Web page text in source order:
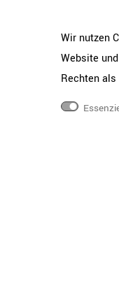
Wir nutzen
Website
Rechten